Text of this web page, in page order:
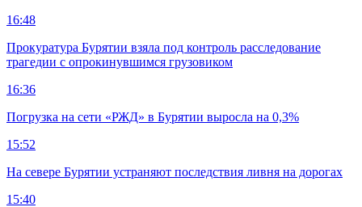
16:48
Прокуратура Бурятии взяла под контроль расследование
трагедии с опрокинувшимся грузовиком
16:36
Погрузка на сети «РЖД» в Бурятии выросла на 0,3%
15:52
На севере Бурятии устраняют последствия ливня на дорогах
15:40